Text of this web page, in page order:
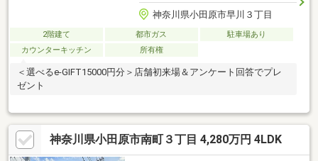
神奈川県小田原市早川３丁目
2階建て 都市ガス
駐車場あり
カウンターキッチン
所有権
＜選べるe-GIFT15000円分＞店舗初来場＆アンケート回答でプレ
ゼント
神奈川県小田原市南町３丁目 4,280万円 4LDK